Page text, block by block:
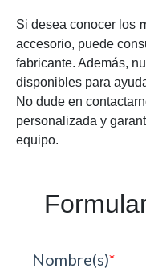
Si desea conocer los
accesorio, puede
fabricante. Además,
disponibles para
No dude en
personalizada y
equipo.